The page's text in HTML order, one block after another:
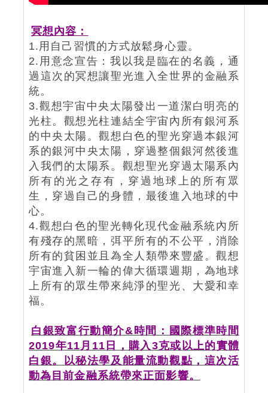
冥想內容：
1.用自己習慣的方式放鬆身心靈。
2.用意念宣告：我以我是臨在的名義，通
過這次的冥想讓聖光進入全世界的金融系
統。
3.觀想宇宙中央太陽發出一道潔白明亮的
光柱。觀想光柱連結全宇宙內所有銀河系
的中央太陽。觀想白色的聖光穿過本銀河
系的銀河中央太陽，穿過整個銀河然後進
入我們的太陽系。觀想聖光穿過太陽系內
所有的光之存有，穿過地球上的所有眾
生，穿過自己的身體，最後進入地球的中
心。
4.觀想白色的聖光轉化現代金融系統內所
有殘存的黑暗，弭平所有的不公平，消除
所有的貧困並且為全人類帶來豐盛。觀想
宇宙進入新一輪的偉大循環週期，為地球
上所有的眾生帶來純淨的聖光、大愛和幸
福。
白銀致富行動簡介&時間：國際標準時間
2019年11月11日，購入3克或以上的實體
白銀。以秘法學及能量流動觀點，這次活
動為目前金融系統帶來正面影響。